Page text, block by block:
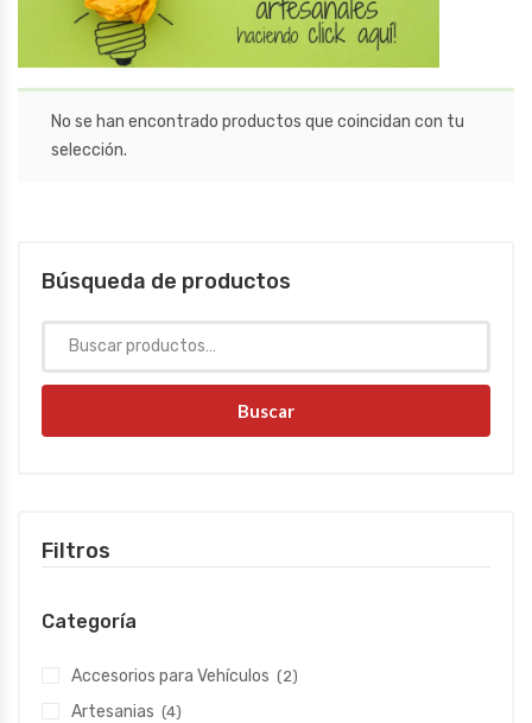
No se han encontrado productos que coincidan con tu
selección.
Búsqueda de productos
Buscar
Filtros
Categoría
Accesorios para Vehículos (2)
Artesanias (4)